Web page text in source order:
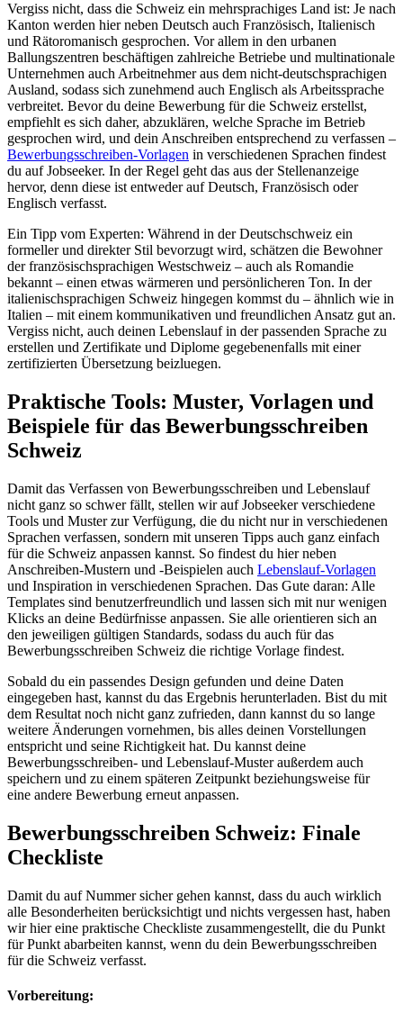
Vergiss nicht, dass die Schweiz ein mehrsprachiges Land ist: Je nach
Kanton werden hier neben Deutsch auch Französisch, Italienisch
und Rätoromanisch gesprochen. Vor allem in den urbanen
Ballungszentren beschäftigen zahlreiche Betriebe und multinationale
Unternehmen auch Arbeitnehmer aus dem nicht-deutschsprachigen
Ausland, sodass sich zunehmend auch Englisch als Arbeitssprache
verbreitet. Bevor du deine Bewerbung für die Schweiz erstellst,
empfiehlt es sich daher, abzuklären, welche Sprache im Betrieb
gesprochen wird, und dein Anschreiben entsprechend zu verfassen –
Bewerbungsschreiben-Vorlagen in verschiedenen Sprachen findest
du auf Jobseeker. In der Regel geht das aus der Stellenanzeige
hervor, denn diese ist entweder auf Deutsch, Französisch oder
Englisch verfasst.
Ein Tipp vom Experten: Während in der Deutschschweiz ein
formeller und direkter Stil bevorzugt wird, schätzen die Bewohner
der französischsprachigen Westschweiz – auch als Romandie
bekannt – einen etwas wärmeren und persönlicheren Ton. In der
italienischsprachigen Schweiz hingegen kommst du – ähnlich wie in
Italien – mit einem kommunikativen und freundlichen Ansatz gut an.
Vergiss nicht, auch deinen Lebenslauf in der passenden Sprache zu
erstellen und Zertifikate und Diplome gegebenenfalls mit einer
zertifizierten Übersetzung beizluegen.
Praktische Tools: Muster, Vorlagen und
Beispiele für das Bewerbungsschreiben
Schweiz
Damit das Verfassen von Bewerbungsschreiben und Lebenslauf
nicht ganz so schwer fällt, stellen wir auf Jobseeker verschiedene
Tools und Muster zur Verfügung, die du nicht nur in verschiedenen
Sprachen verfassen, sondern mit unseren Tipps auch ganz einfach
für die Schweiz anpassen kannst. So findest du hier neben
Anschreiben-Mustern und -Beispielen auch Lebenslauf-Vorlagen
und Inspiration in verschiedenen Sprachen. Das Gute daran: Alle
Templates sind benutzerfreundlich und lassen sich mit nur wenigen
Klicks an deine Bedürfnisse anpassen. Sie alle orientieren sich an
den jeweiligen gültigen Standards, sodass du auch für das
Bewerbungsschreiben Schweiz die richtige Vorlage findest.
Sobald du ein passendes Design gefunden und deine Daten
eingegeben hast, kannst du das Ergebnis herunterladen. Bist du mit
dem Resultat noch nicht ganz zufrieden, dann kannst du so lange
weitere Änderungen vornehmen, bis alles deinen Vorstellungen
entspricht und seine Richtigkeit hat. Du kannst deine
Bewerbungsschreiben- und Lebenslauf-Muster außerdem auch
speichern und zu einem späteren Zeitpunkt beziehungsweise für
eine andere Bewerbung erneut anpassen.
Bewerbungsschreiben Schweiz: Finale
Checkliste
Damit du auf Nummer sicher gehen kannst, dass du auch wirklich
alle Besonderheiten berücksichtigt und nichts vergessen hast, haben
wir hier eine praktische Checkliste zusammengestellt, die du Punkt
für Punkt abarbeiten kannst, wenn du dein Bewerbungsschreiben
für die Schweiz verfasst.
Vorbereitung: